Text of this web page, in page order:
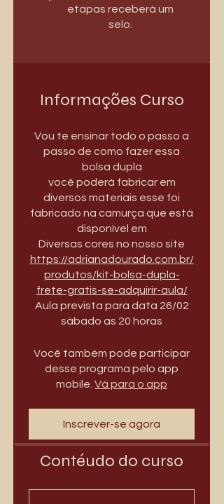
etapas receberá um
selo.
Informações Curso
Vou te ensinar todo o passo a
passo de como fazer essa
bolsa dupla
você poderá fabricar em
diversos materiais esse foi
fabricado na camurça que está
disponível em
Diversas cores no nosso site
https://adrianadourado.com.br/
produtos/kit-bolsa-dupla-
frete-gratis-se-adquirir-aula/
Aula prevista para data 26/02
sábado as 20 horas
Você também pode participar
desse programa pelo app
mobile. Vá para o app
Inscrever-se agora
Contéudo do curso